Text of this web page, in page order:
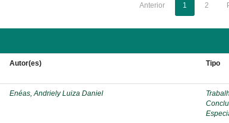
Anterior 1 2
Autor(es) Tipo
Enéas, Andriely Luiza Daniel